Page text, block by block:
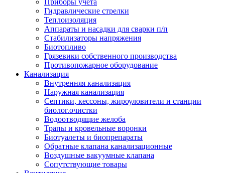
Приборы учета
Гидравлические стрелки
Теплоизоляция
Аппараты и насадки для сварки п/п
Стабилизаторы напряжения
Биотопливо
Грязевики собственного производства
Противопожарное оборудование
Канализация
Внутренняя канализация
Наружная канализация
Септики, кессоны, жироуловители и станции
биолог.очистки
Водоотводящие желоба
Трапы и кровельные воронки
Биотуалеты и биопрепараты
Обратные клапана канализационные
Воздушные вакуумные клапана
Сопутствующие товары